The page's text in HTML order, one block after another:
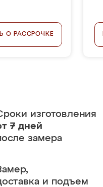
О РАССРОЧКЕ
изготовления
7 дней
замера
и подъем